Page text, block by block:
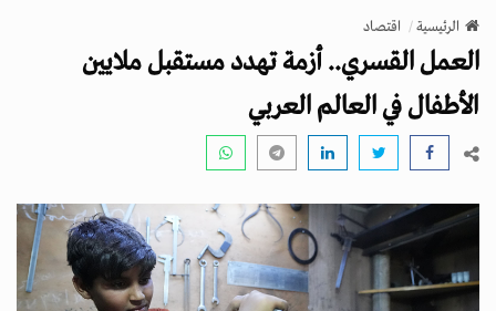
v
g
a
n
الرئيسية اقتصاد
العمل القسري.. أزمة تهدد مستقبل ملايين
الأطفال في العالم العربي